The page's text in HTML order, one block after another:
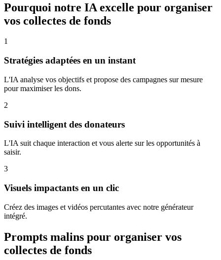
Pourquoi notre IA excelle pour organiser
vos collectes de fonds
1
Stratégies adaptées en un instant
L'IA analyse vos objectifs et propose des campagnes sur mesure
pour maximiser les dons.
2
Suivi intelligent des donateurs
L'IA suit chaque interaction et vous alerte sur les opportunités à
saisir.
3
Visuels impactants en un clic
Créez des images et vidéos percutantes avec notre générateur
intégré.
Prompts malins pour organiser vos
collectes de fonds